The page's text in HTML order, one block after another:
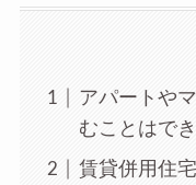
アパートや
むことはで
賃貸併用住